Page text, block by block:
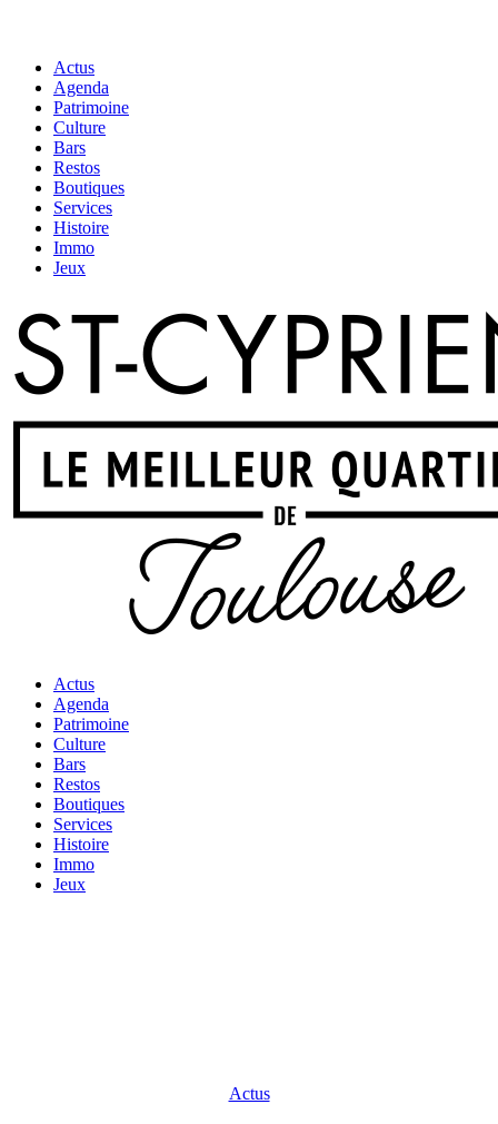
Actus
Agenda
Patrimoine
Culture
Bars
Restos
Boutiques
Services
Histoire
Immo
Jeux
Actus
Agenda
Patrimoine
Culture
Bars
Restos
Boutiques
Services
Histoire
Immo
Jeux
Actus